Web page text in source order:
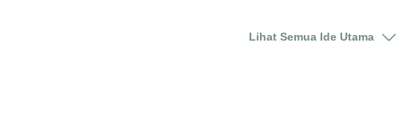
perkebunan masuk. Hal ini berdampak pada kerusakan
Lihat Semua Ide Utama